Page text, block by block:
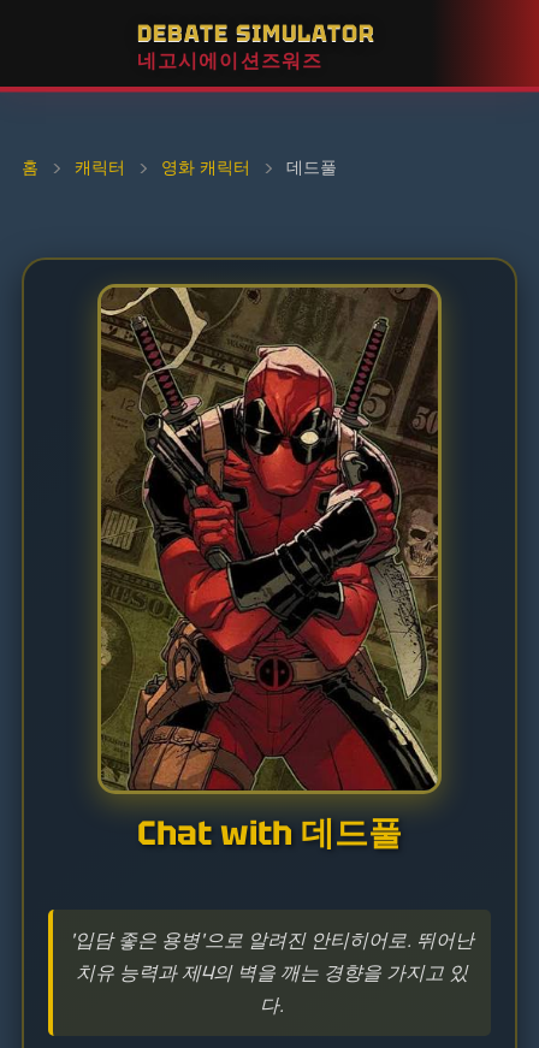
DEBATE SIMULATOR
네고시에이션즈워즈
홈 › 캐릭터 › 영화 캐릭터 › 데드풀
Chat with 데드풀
'입담 좋은 용병'으로 알려진 안티히어로. 뛰어난
치유 능력과 제4의 벽을 깨는 경향을 가지고 있
다.